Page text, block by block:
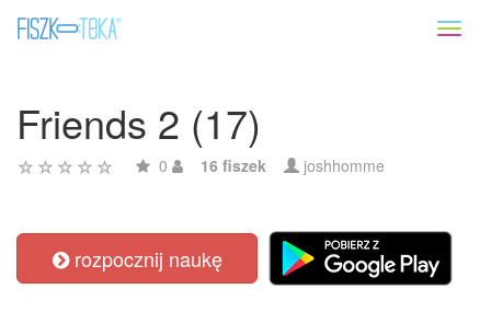
Friends 2 (17)
0 16 fiszek joshhomme
rozpocznij naukę